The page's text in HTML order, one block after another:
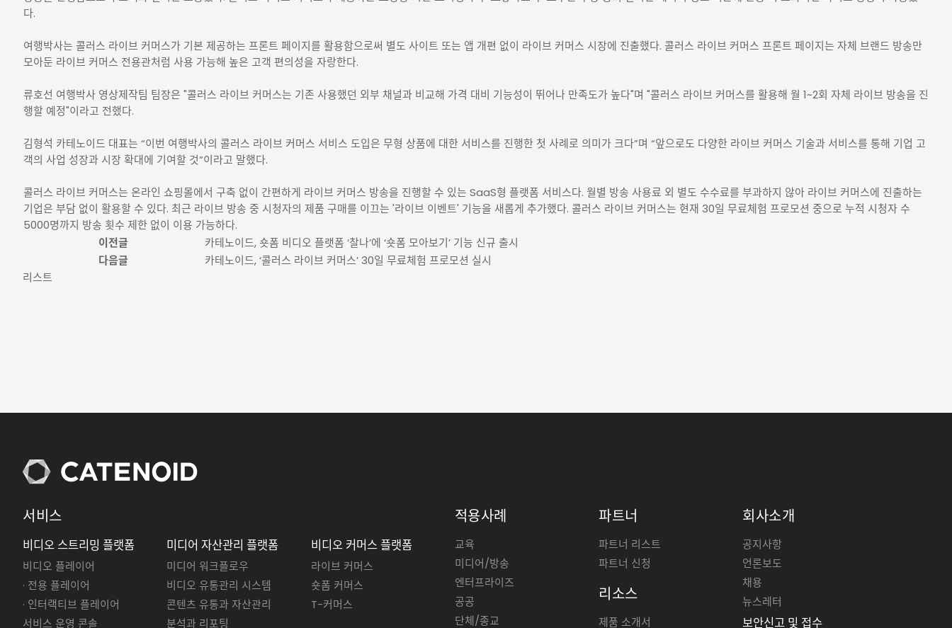
다.
여행박사는 콜러스 라이브 커머스가 기본 제공하는 프론트 페이지를 활용함으로써 별도 사이트 또는 앱 개편 없이 라이브 커머스 시장에 진출했다. 콜러스 라이브 커머스 프론트 페이지는 자체 브랜드 방송만
모아둔 라이브 커머스 전용관처럼 사용 가능해 높은 고객 편의성을 자랑한다.
류호선 여행박사 영상제작팀 팀장은 "콜러스 라이브 커머스는 기존 사용했던 외부 채널과 비교해 가격 대비 기능성이 뛰어나 만족도가 높다"며 "콜러스 라이브 커머스를 활용해 월 1~2회 자체 라이브 방송을 진
행할 예정"이라고 전했다.
김형석 카테노이드 대표는 “이번 여행박사의 콜러스 라이브 커머스 서비스 도입은 무형 상품에 대한 서비스를 진행한 첫 사례로 의미가 크다”며 “앞으로도 다양한 라이브 커머스 기술과 서비스를 통해 기업 고
객의 사업 성장과 시장 확대에 기여할 것”이라고 말했다.
콜러스 라이브 커머스는 온라인 쇼핑몰에서 구축 없이 간편하게 라이브 커머스 방송을 진행할 수 있는 SaaS형 플랫폼 서비스다. 월별 방송 사용료 외 별도 수수료를 부과하지 않아 라이브 커머스에 진출하는
기업은 부담 없이 활용할 수 있다. 최근 라이브 방송 중 시청자의 제품 구매를 이끄는 '라이브 이벤트' 기능을 새롭게 추가했다. 콜러스 라이브 커머스는 현재 30일 무료체험 프로모션 중으로 누적 시청자 수
5000명까지 방송 횟수 제한 없이 이용 가능하다.
이전글
카테노이드, 숏폼 비디오 플랫폼 ‘찰나’에 ‘숏폼 모아보기’ 기능 신규 출시
다음글
카테노이드, ‘콜러스 라이브 커머스’ 30일 무료체험 프로모션 실시
리스트
서비스
비디오 스트리밍 플랫폼
비디오 플레이어
· 전용 플레이어
· 인터랙티브 플레이어
서비스 운영 콘솔
미디어 자산관리 플랫폼
미디어 워크플로우
비디오 유통관리 시스템
콘텐츠 유통과 자산관리
분석과 리포팅
비디오 커머스 플랫폼
라이브 커머스
숏폼 커머스
T-커머스
적용사례
교육
미디어/방송
엔터프라이즈
공공
단체/종교
파트너
파트너 리스트
파트너 신청
리소스
제품 소개서
회사소개
공지사항
언론보도
채용
뉴스레터
보안신고 및 접수